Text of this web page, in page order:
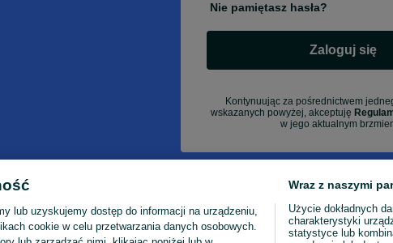
Nie pamiętasz hasła?
Zaloguj się
Kontynuując za pośrednictwem
wskazanych powyżej, akceptuję
w jego aktualnym
lub uzyskujemy dostęp do informacji na urządzeniu,
cookie w celu przetwarzania danych osobowych.
Wraz z naszymi
Użycie dokładnych
charakterystyki
statystyce lub